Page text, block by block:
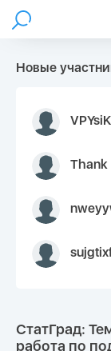
Новые
Thank you very much for
СтатГрад:
работа по